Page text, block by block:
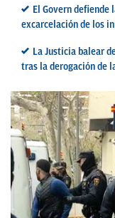
El Govern defiende
excarcelación de los
La Justicia balear
tras la derogación de